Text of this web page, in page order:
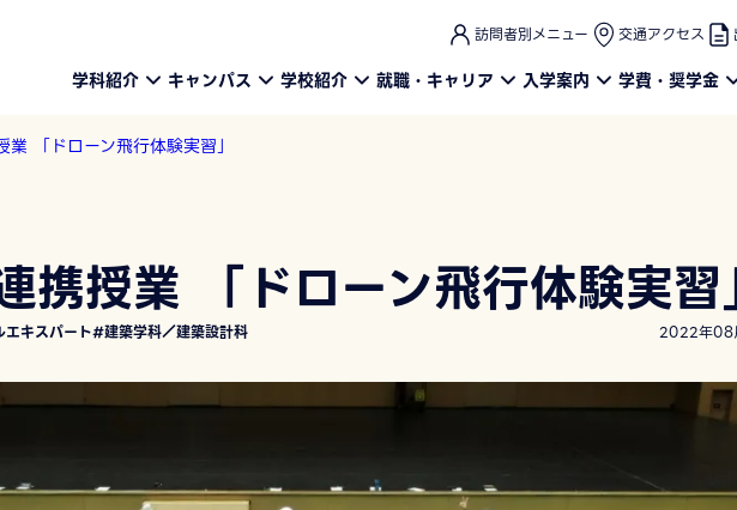
このページの本文へ
訪問者別メニュー 交通アクセス
学科紹介 キャンパス 学校紹介 就職・キャリア 入学案内 学費・奨学金
業 「ドローン飛行体験実習」
携授業 「ドローン飛行体験実習
キスパート#建築学科／建築設計科 2022年08